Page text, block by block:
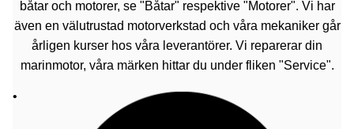
båtar och motorer, se "Båtar" respektive "Motorer". Vi har
även en välutrustad motorverkstad och våra mekaniker går
årligen kurser hos våra leverantörer. Vi reparerar din
marinmotor, våra märken hittar du under fliken "Service".